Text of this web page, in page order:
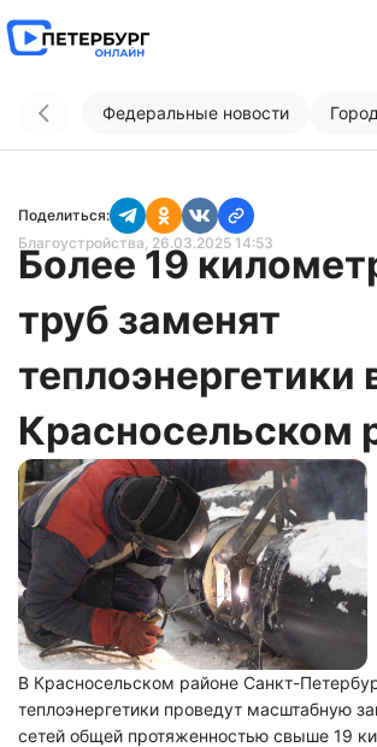
Федеральные новости Город
Поделиться:
Благоустройства, 26.03.2025 14:53
Более 19
труб заменят
теплоэнергетики
Красносельском
В Красносельском районе Санкт-
теплоэнергетики проведут масштабную
сетей общей протяженностью свыше 19